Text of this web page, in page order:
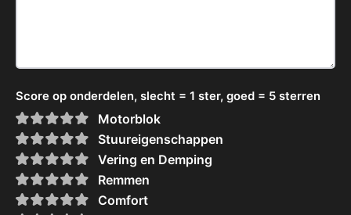
Score op onderdelen, slecht = 1 ster, goed = 5 sterren
Motorblok
Stuureigenschappen
Vering en Demping
Remmen
Comfort